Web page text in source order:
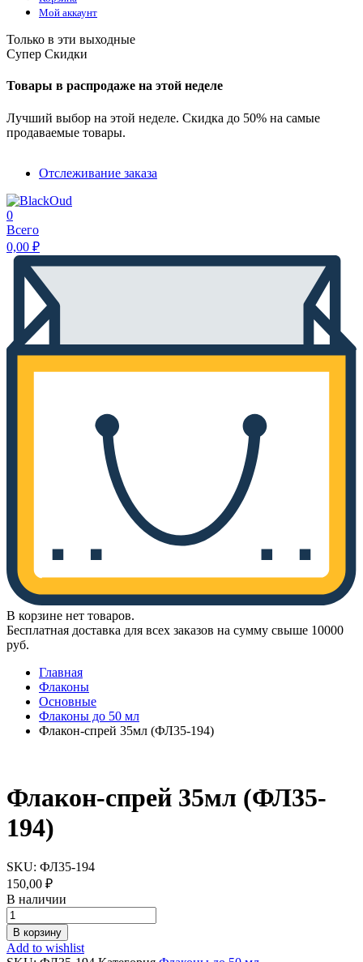
Мой аккаунт
Только в эти выходные
Супер Скидки
Товары в распродаже на этой неделе
Лучший выбор на этой неделе. Скидка до 50% на самые
продаваемые товары.
Отслеживание заказа
0
Всего
0,00 ₽
В корзине нет товаров.
Бесплатная доставка для всех заказов на сумму свыше 10000
руб.
Главная
Флаконы
Основные
Флаконы до 50 мл
Флакон-спрей 35мл (ФЛ35-194)
Флакон-спрей 35мл (ФЛ35-
194)
SKU: ФЛ35-194
150,00 ₽
В наличии
Флакон-
спрей
35мл
(ФЛ35-
В корзину
Add to wishlist